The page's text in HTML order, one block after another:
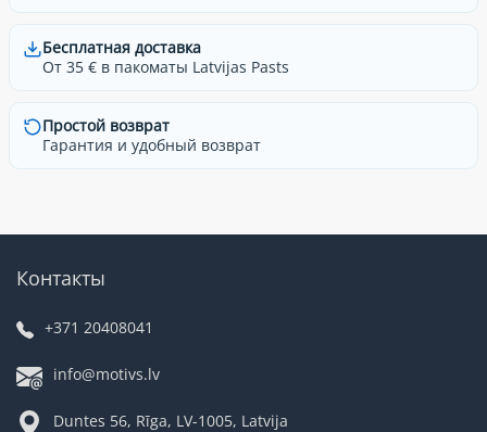
Бесплатная доставка
От 35 € в пакоматы Latvijas Pasts
Простой возврат
Гарантия и удобный возврат
Контакты
+371 20408041
info@motivs.lv
Duntes 56, Rīga, LV-1005, Latvija